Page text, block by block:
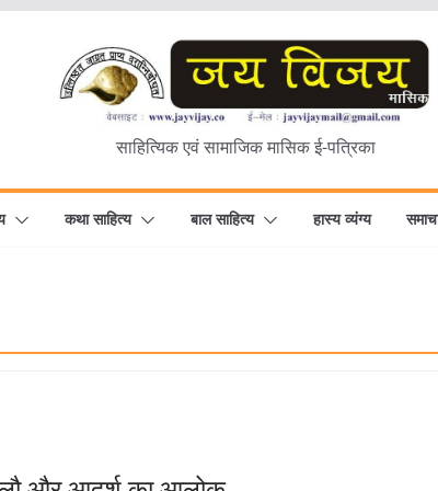
साहित्यिक एवं सामाजिक मासिक ई-पत्रिका
कथा साहित्य बाल साहित्य हास्य व्यंग्य